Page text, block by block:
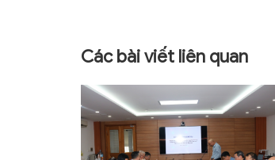
Các bài viết liên quan